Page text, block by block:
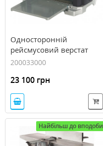
Односторонній
рейсмусовий верстат
Metabo DH 330
200033000
23 100 грн
Найбільш до вподоби